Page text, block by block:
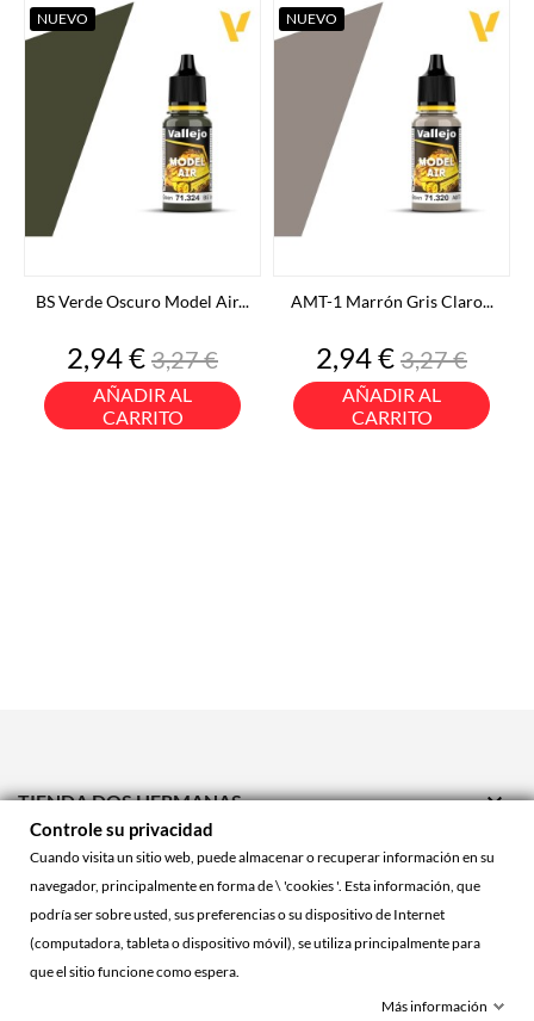
BS Verde Oscuro Model Air...
Precio
2,94 €Precio
base
3,27 €
AÑADIR AL
CARRITO
NUEVO
AMT-1 Marrón Gris Claro...
Precio
2,94 €Precio
base
3,27 €
AÑADIR AL
CARRITO
NUEVO
TIENDA DOS HERMANAS 
TIENDA ONLINE 
ACCOUNT
Controle su privacidad
Cuando visita un sitio web, puede almacenar o recuperar información en su
navegador, principalmente en forma de \ 'cookies '. Esta información, que
podría ser sobre usted, sus preferencias o su dispositivo de Internet
(computadora, tableta o dispositivo móvil), se utiliza principalmente para
que el sitio funcione como espera.
Más información